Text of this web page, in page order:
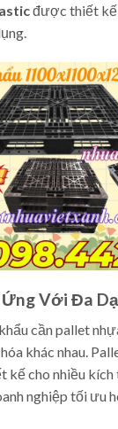
được thiết kế
Với Đa
cần pallet
khác nhau.
kế cho nhiều
nghiệp tối ưu